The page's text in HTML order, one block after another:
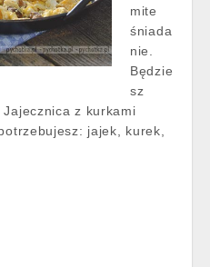
mite
śniada
nie.
Będzie
sz
z kurkami
jajek, kurek,